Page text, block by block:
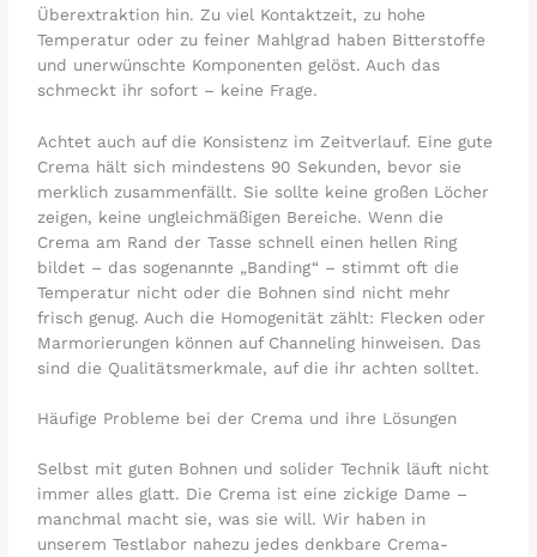
Überextraktion hin. Zu viel Kontaktzeit, zu hohe
Temperatur oder zu feiner Mahlgrad haben Bitterstoffe
und unerwünschte Komponenten gelöst. Auch das
schmeckt ihr sofort – keine Frage.
Achtet auch auf die Konsistenz im Zeitverlauf. Eine gute
Crema hält sich mindestens 90 Sekunden, bevor sie
merklich zusammenfällt. Sie sollte keine großen Löcher
zeigen, keine ungleichmäßigen Bereiche. Wenn die
Crema am Rand der Tasse schnell einen hellen Ring
bildet – das sogenannte „Banding“ – stimmt oft die
Temperatur nicht oder die Bohnen sind nicht mehr
frisch genug. Auch die Homogenität zählt: Flecken oder
Marmorierungen können auf Channeling hinweisen. Das
sind die Qualitätsmerkmale, auf die ihr achten solltet.
Häufige Probleme bei der Crema und ihre Lösungen
Selbst mit guten Bohnen und solider Technik läuft nicht
immer alles glatt. Die Crema ist eine zickige Dame –
manchmal macht sie, was sie will. Wir haben in
unserem Testlabor nahezu jedes denkbare Crema-